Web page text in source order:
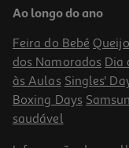
29.61 €/un
PVP de editor
29,61 €
Ao longo do ano
Feira do Bebé
dos Namorados Dia
às Aulas Singles'
Boxing Days
saudável